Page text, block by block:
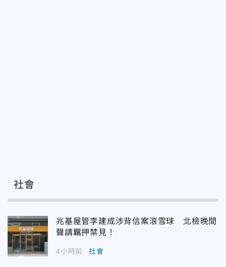
社會
兆基屋管李建成涉背信案滾雪球 北檢晚間
聲請羈押禁見！
4小時前 社會